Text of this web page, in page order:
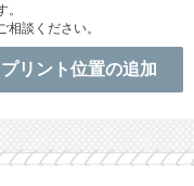
談ください。